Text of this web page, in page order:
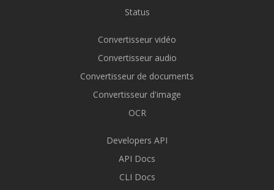
Status
Convertisseur vidéo
Convertisseur audio
Convertisseur de documents
Convertisseur d'image
OCR
Developers API
API Docs
CLI Docs